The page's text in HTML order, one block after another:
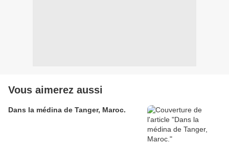
Vous aimerez aussi
Dans la médina de Tanger, Maroc.